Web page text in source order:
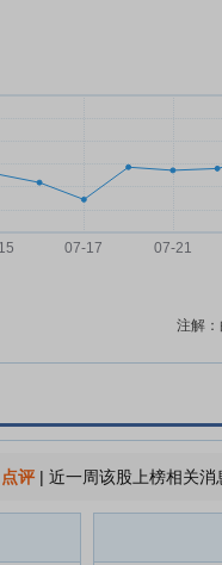
注解
点评| 近一周该股上榜相关